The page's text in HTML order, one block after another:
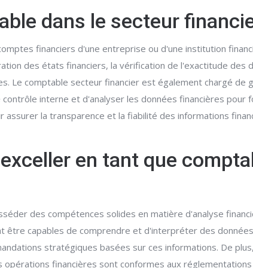
dans le secteur
financiers d'une entreprise ou d'une institution
des états financiers, la vérification de l'exactitude des
comptable secteur financier est également chargé de
interne et d'analyser les données financières pour
la transparence et la fiabilité des informations
en tant que
des compétences solides en matière d'analyse
capables de comprendre et d'interpréter des
stratégiques basées sur ces informations. De
financières sont conformes aux réglementations